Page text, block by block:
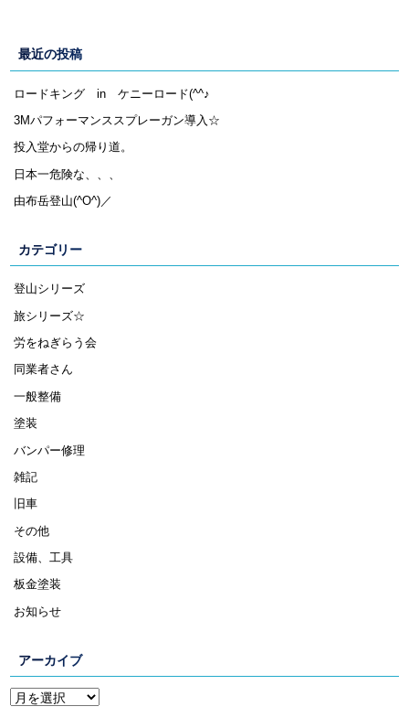
最近の投稿
ロードキング in ケニーロード(^^♪
3Mパフォーマンススプレーガン導入☆
投入堂からの帰り道。
日本一危険な、、、
由布岳登山(^O^)／
カテゴリー
登山シリーズ
旅シリーズ☆
労をねぎらう会
同業者さん
一般整備
塗装
バンパー修理
雑記
旧車
その他
設備、工具
板金塗装
お知らせ
アーカイブ